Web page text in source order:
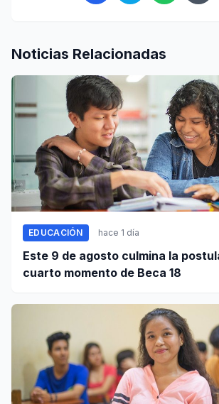
Noticias Relacionadas
EDUCACIÓN hace 1 día
Este 9 de agosto culmina la
cuarto momento de Beca 18